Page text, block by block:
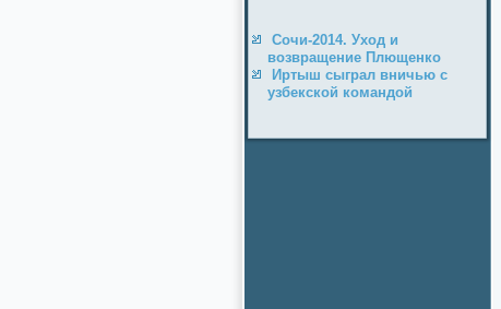
Сочи-2014. Уход и
возвращение Плющенко
Иртыш сыграл вничью с
узбекской командой